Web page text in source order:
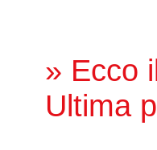
» Ecco
Ultima